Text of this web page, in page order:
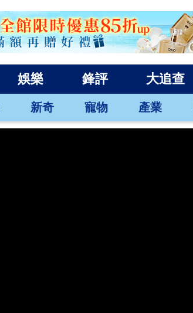
娛樂 鋒評 大追查
新奇 寵物 產業